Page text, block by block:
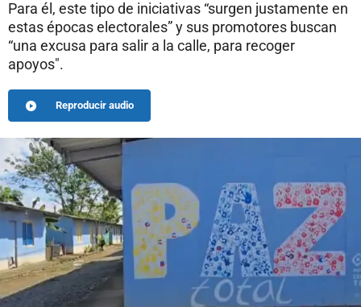
Para él, este tipo de iniciativas “surgen justamente en
estas épocas electorales” y sus promotores buscan
“una excusa para salir a la calle, para recoger
apoyos".
Reproducir audio